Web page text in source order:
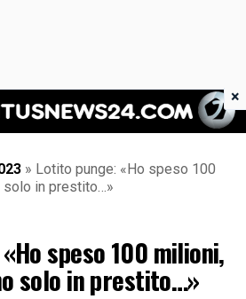
Juventus News 24
» Lotito punge: «Ho speso 100
solo in prestito…»
speso 100 milioni,
solo in prestito…»
×